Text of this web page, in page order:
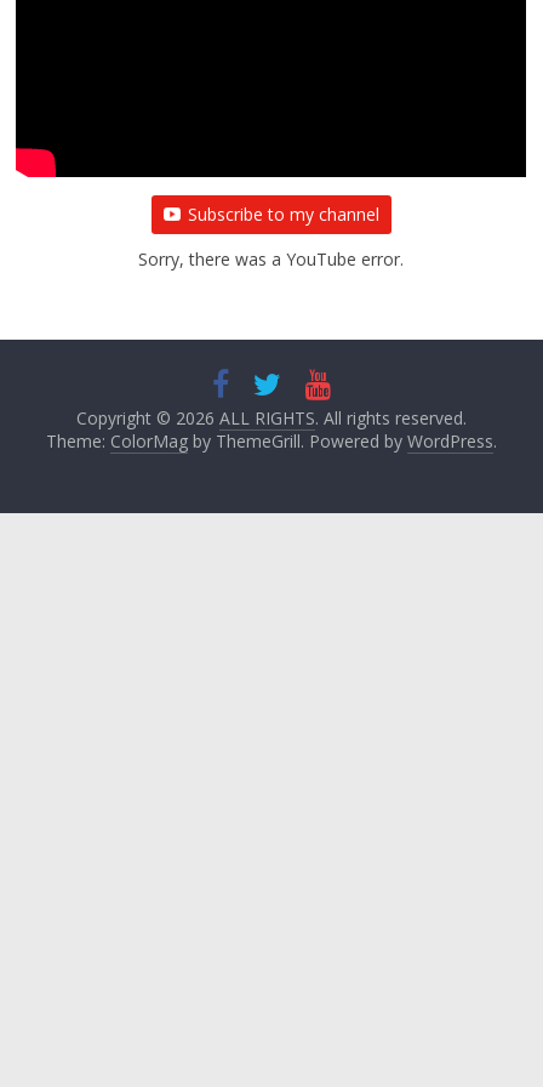
Subscribe to my channel
Sorry, there was a YouTube error.
Copyright © 2026 ALL RIGHTS. All rights reserved.
Theme: ColorMagby ThemeGrill. Powered by WordPress.